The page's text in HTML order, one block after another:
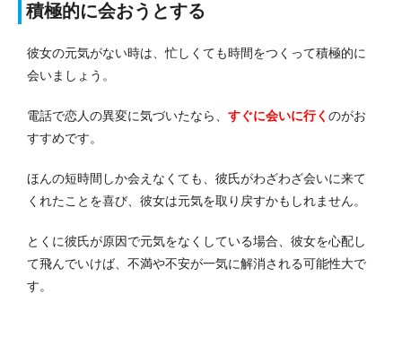
積極的に会おうとする
彼女の元気がない時は、忙しくても時間をつくって積極的に
会いましょう。
電話で恋人の異変に気づいたなら、 すぐに会いに行く のがお
すすめです。
ほんの短時間しか会えなくても、彼氏がわざわざ会いに来て
くれたことを喜び、彼女は元気を取り戻すかもしれません。
とくに彼氏が原因で元気をなくしている場合、彼女を心配し
て飛んでいけば、不満や不安が一気に解消される可能性大で
す。